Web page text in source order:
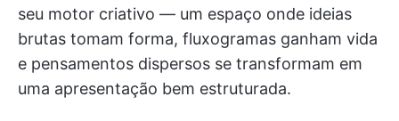
seu motor criativo — um espaço onde ideias
brutas tomam forma, fluxogramas ganham vida
e pensamentos dispersos se transformam em
uma apresentação bem estruturada.